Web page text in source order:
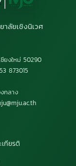
าลัยเชิงนิเวศ
ยงใหม่ 50290
873015
กลาง
กียรติ